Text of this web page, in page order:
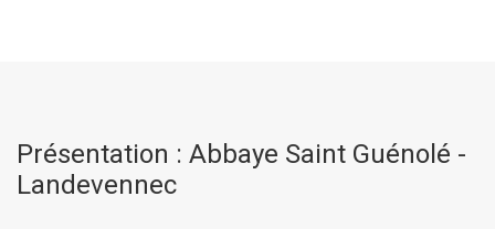
Présentation : Abbaye Saint Guénolé -
Landevennec